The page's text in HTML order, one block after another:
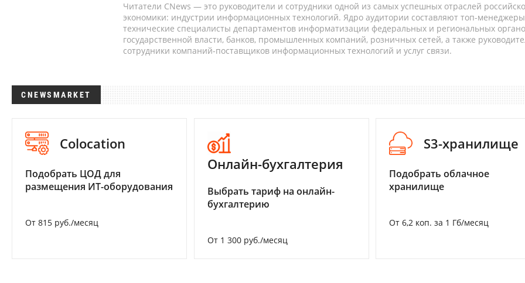
Читатели CNews — это руководители и сотрудники одной из самых успешных отраслей
экономики: индустрии информационных технологий. Ядро аудитории составляют топ-
технические специалисты департаментов информатизации федеральных и региональных
государственной власти, банков, промышленных компаний, розничных сетей, а также
сотрудники компаний-поставщиков информационных технологий и услуг связи.
CNEWSMARKET
Colocation
Подобрать ЦОД для
размещения ИТ-оборудования
От 815 руб./месяц
Онлайн-бухгалтерия
Выбрать тариф на онлайн-
бухгалтерию
От 1 300 руб./месяц
S3-хранилище
Подобрать облачное
хранилище
От 6,2 коп. за 1 Гб/месяц